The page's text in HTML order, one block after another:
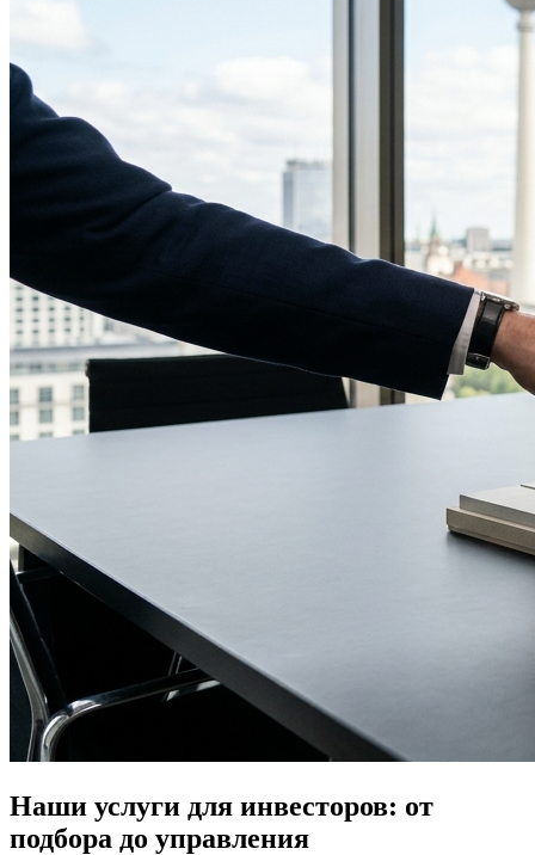
Наши услуги для инвесторов: от
подбора до управления